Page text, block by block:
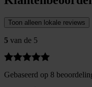
Toon alleen lokale reviews
5 van de 5
Gebaseerd op 8